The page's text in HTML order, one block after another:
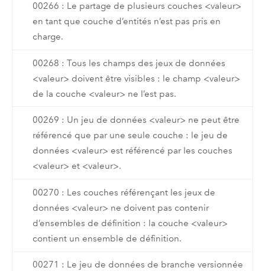
00266 : Le partage de plusieurs couches <valeur>
en tant que couche d’entités n’est pas pris en
charge.
00268 : Tous les champs des jeux de données
<valeur> doivent être visibles : le champ <valeur>
de la couche <valeur> ne l’est pas.
00269 : Un jeu de données <valeur> ne peut être
référencé que par une seule couche : le jeu de
données <valeur> est référencé par les couches
<valeur> et <valeur>.
00270 : Les couches référençant les jeux de
données <valeur> ne doivent pas contenir
d’ensembles de définition : la couche <valeur>
contient un ensemble de définition.
00271 : Le jeu de données de branche versionnée